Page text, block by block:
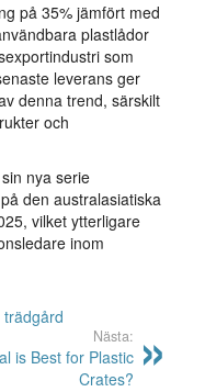
på 35% jämfört med
plastlådor
som
leverans ger
denna trend, särskilt
och
nya serie
den australasiatiska
vilket ytterligare
inom
Nästa:
is Best for Plastic
Crates?